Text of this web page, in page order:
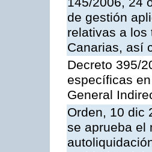
de gestión
relativas a los
Canarias, así
Decreto 395/
específicas
General
Orden, 10 dic
se aprueba el